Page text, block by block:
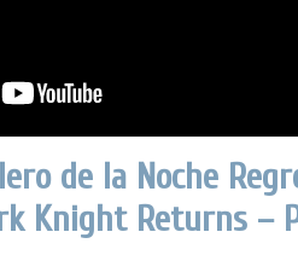
de la Noche
Knight Returns –